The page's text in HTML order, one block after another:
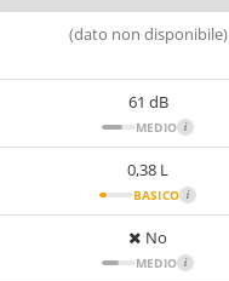
(dato non disponibile)
61 dB
MEDIO i
0,38 L
BASICO i
No
MEDIO i